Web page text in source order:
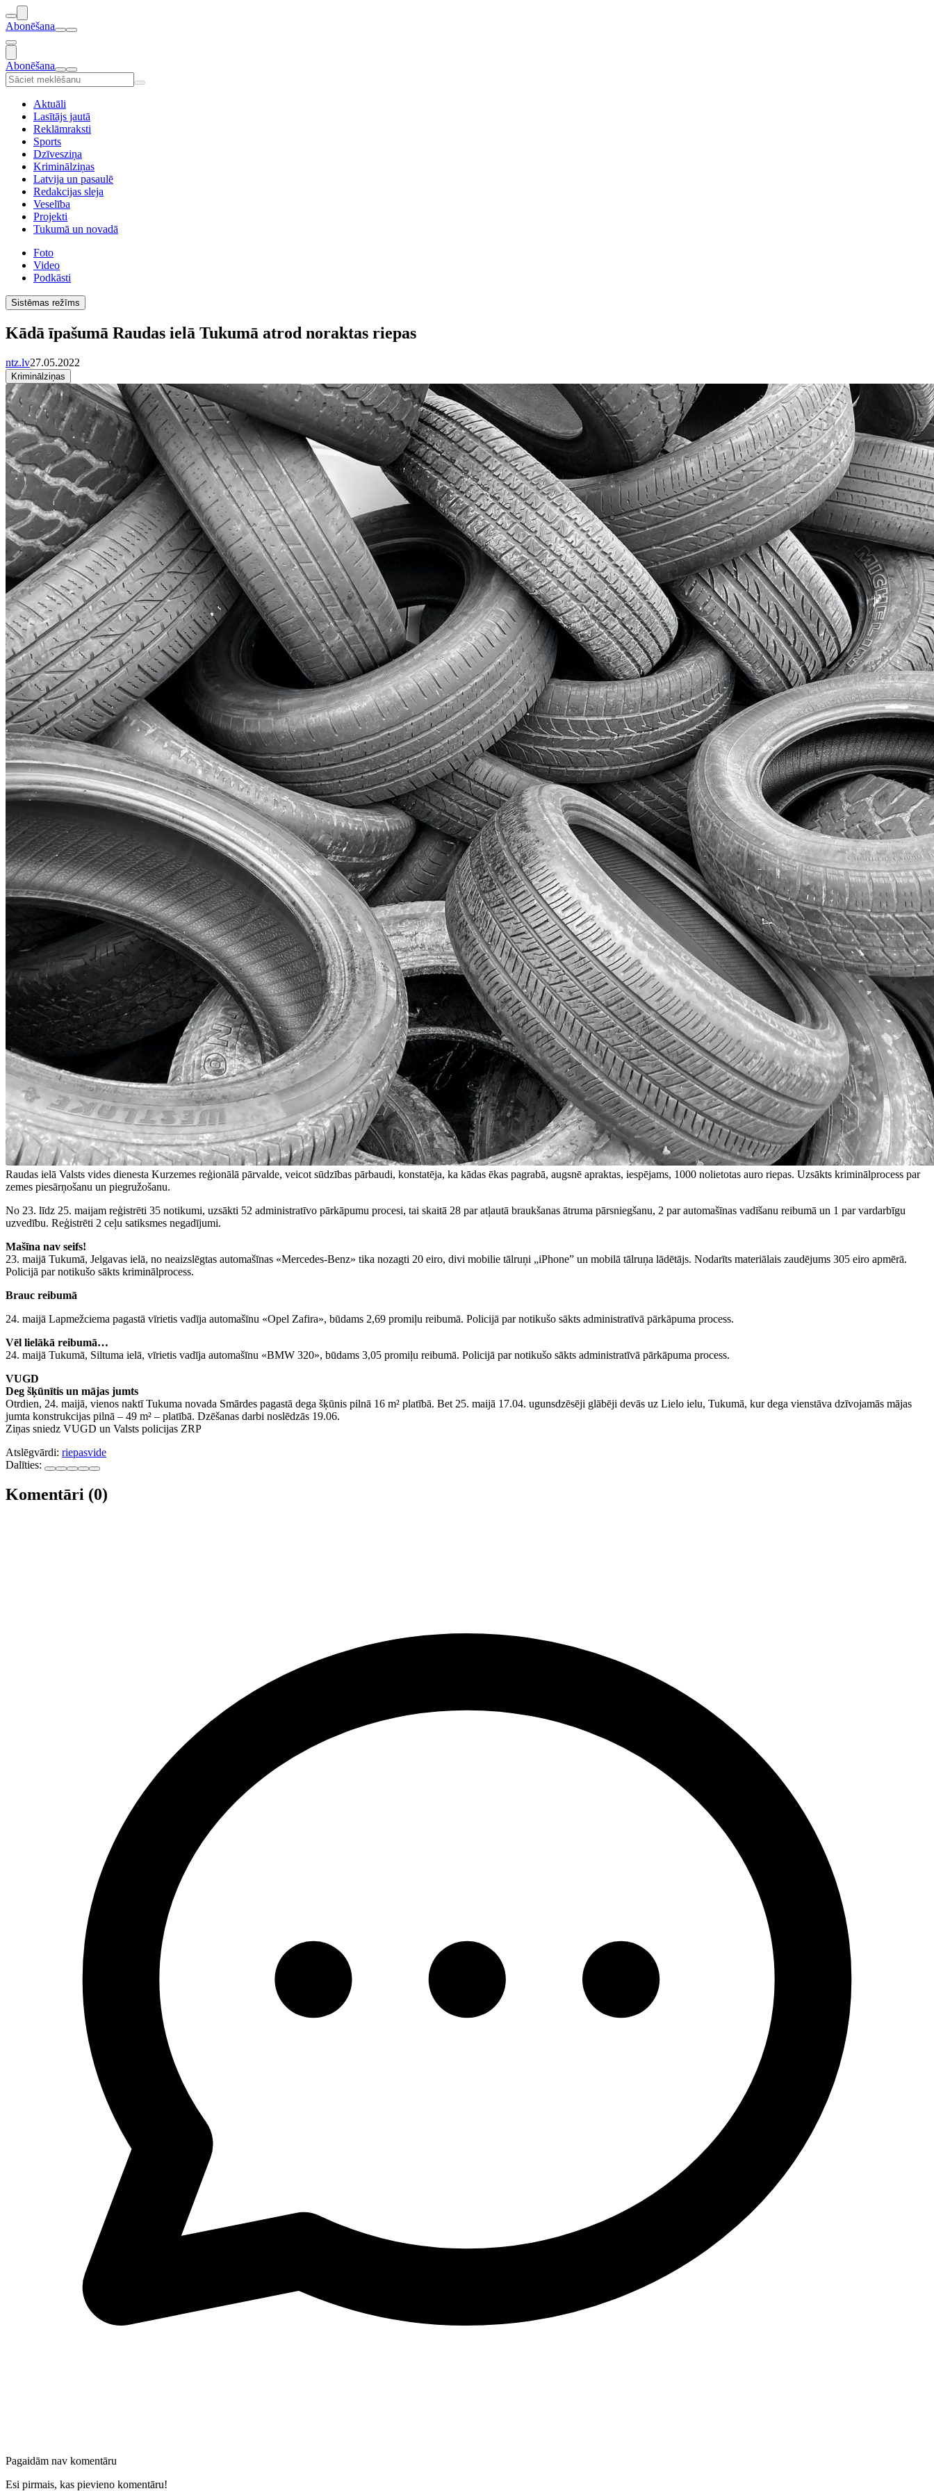
Abonēšana
Abonēšana
Aktuāli
Lasītājs jautā
Reklāmraksti
Sports
Dzīvesziņa
Kriminālziņas
Latvija un pasaulē
Redakcijas sleja
Veselība
Projekti
Tukumā un novadā
Foto
Video
Podkāsti
Sistēmas režīms
Kādā īpašumā Raudas ielā Tukumā atrod noraktas riepas
ntz.lv27.05.2022
Kriminālziņas
Raudas ielā Valsts vides dienesta Kurzemes reģionālā pārvalde, veicot sūdzības pārbaudi, konstatēja, ka kādas ēkas pagrabā, augsnē apraktas, iespējams, 1000 nolietotas auro riepas. Uzsākts kriminālprocess par
zemes piesārņošanu un piegružošanu.
No 23. līdz 25. maijam reģistrēti 35 notikumi, uzsākti 52 administratīvo pārkāpumu procesi, tai skaitā 28 par atļautā braukšanas ātruma pārsniegšanu, 2 par automašīnas vadīšanu reibumā un 1 par vardarbīgu
uzvedību. Reģistrēti 2 ceļu satiksmes negadījumi.
Mašīna nav seifs!
23. maijā Tukumā, Jelgavas ielā, no neaizslēgtas automašīnas «Mercedes-Benz» tika nozagti 20 eiro, divi mobilie tālruņi „iPhone” un mobilā tālruņa lādētājs. Nodarīts materiālais zaudējums 305 eiro apmērā.
Policijā par notikušo sākts kriminālprocess.
Brauc reibumā
24. maijā Lapmežciema pagastā vīrietis vadīja automašīnu «Opel Zafira», būdams 2,69 promiļu reibumā. Policijā par notikušo sākts administratīvā pārkāpuma process.
Vēl lielākā reibumā…
24. maijā Tukumā, Siltuma ielā, vīrietis vadīja automašīnu «BMW 320», būdams 3,05 promiļu reibumā. Policijā par notikušo sākts administratīvā pārkāpuma process.
VUGD
Deg šķūnītis un mājas jumts
Otrdien, 24. maijā, vienos naktī Tukuma novada Smārdes pagastā dega šķūnis pilnā 16 m² platībā. Bet 25. maijā 17.04. ugunsdzēsēji glābēji devās uz Lielo ielu, Tukumā, kur dega vienstāva dzīvojamās mājas
jumta konstrukcijas pilnā – 49 m² – platībā. Dzēšanas darbi noslēdzās 19.06.
Ziņas sniedz VUGD un Valsts policijas ZRP
Atslēgvārdi: riepasvide
Dalīties:
Komentāri (0)
Pagaidām nav komentāru
Esi pirmais, kas pievieno komentāru!